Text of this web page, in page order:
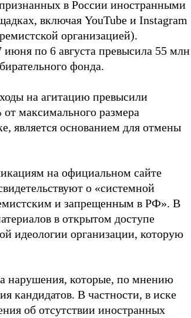
в России иностранными
включая YouTube и Instagram
организацией).
июня по 6 августа превысила 55 млн
фонда.
на агитацию превысили
максимального размера
является основанием для отмены
на официальном сайте
о «системной
и запрещенным в РФ». В
в открытом доступе
идеологии организации, которую
нарушения, которые, по мнению
кандидатов. В частности, в иске
об отсутствии иностранных